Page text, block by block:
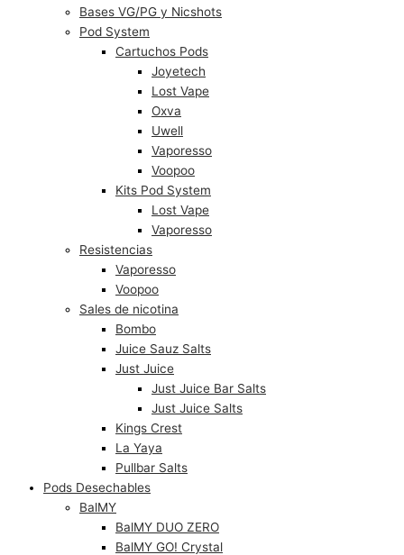
Bases VG/PG y Nicshots
Pod System
Cartuchos Pods
Joyetech
Lost Vape
Oxva
Uwell
Vaporesso
Voopoo
Kits Pod System
Lost Vape
Vaporesso
Resistencias
Vaporesso
Voopoo
Sales de nicotina
Bombo
Juice Sauz Salts
Just Juice
Just Juice Bar Salts
Just Juice Salts
Kings Crest
La Yaya
Pullbar Salts
Pods Desechables
BalMY
BalMY DUO ZERO
BalMY GO! Crystal